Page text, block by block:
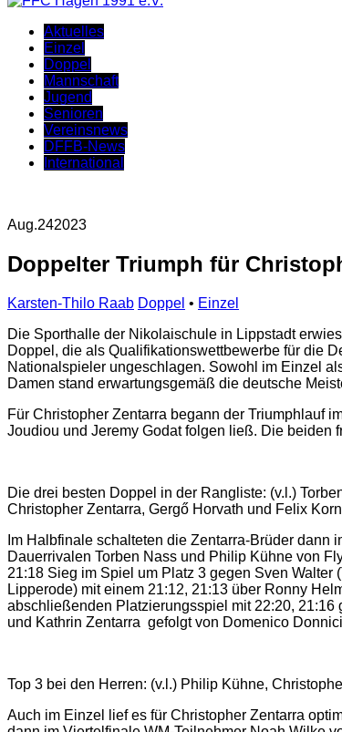
Aktuelles
Einzel
Doppel
Mannschaft
Jugend
Senioren
Vereinsnews
DFFB-News
International
Aug.242023
Doppelter Triumph für
Karsten-Thilo Raab Doppel • Einzel
Die Sporthalle der Nikolaischule in Lippstadt
Doppel, die als Qualifikationswettbewerbe für die
Nationalspieler ungeschlagen. Sowohl im Einzel
Damen stand erwartungsgemäß die deutsche
Für Christopher Zentarra begann der Triumphlauf
Joudiou und Jeremy Godat folgen ließ. Die beiden
Die drei besten Doppel in der Rangliste: (v.l.)
Christopher Zentarra, Gergő Horvath und Felix
Im Halbfinale schalteten die Zentarra-Brüder
Dauerrivalen Torben Nass und Philip Kühne von
21:18 Sieg im Spiel um Platz 3 gegen Sven
Lipperode) mit einem 21:12, 21:13 über Ronny
abschließenden Platzierungsspiel mit 22:20, 21:16
und Kathrin Zentarra gefolgt von Domenico
Top 3 bei den Herren: (v.l.) Philip Kühne,
Auch im Einzel lief es für Christopher Zentarra